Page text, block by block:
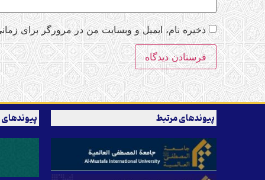
ذخیره نام، ایمیل و وبسایت من در مرورگر برای
پیوندهای مرتبط